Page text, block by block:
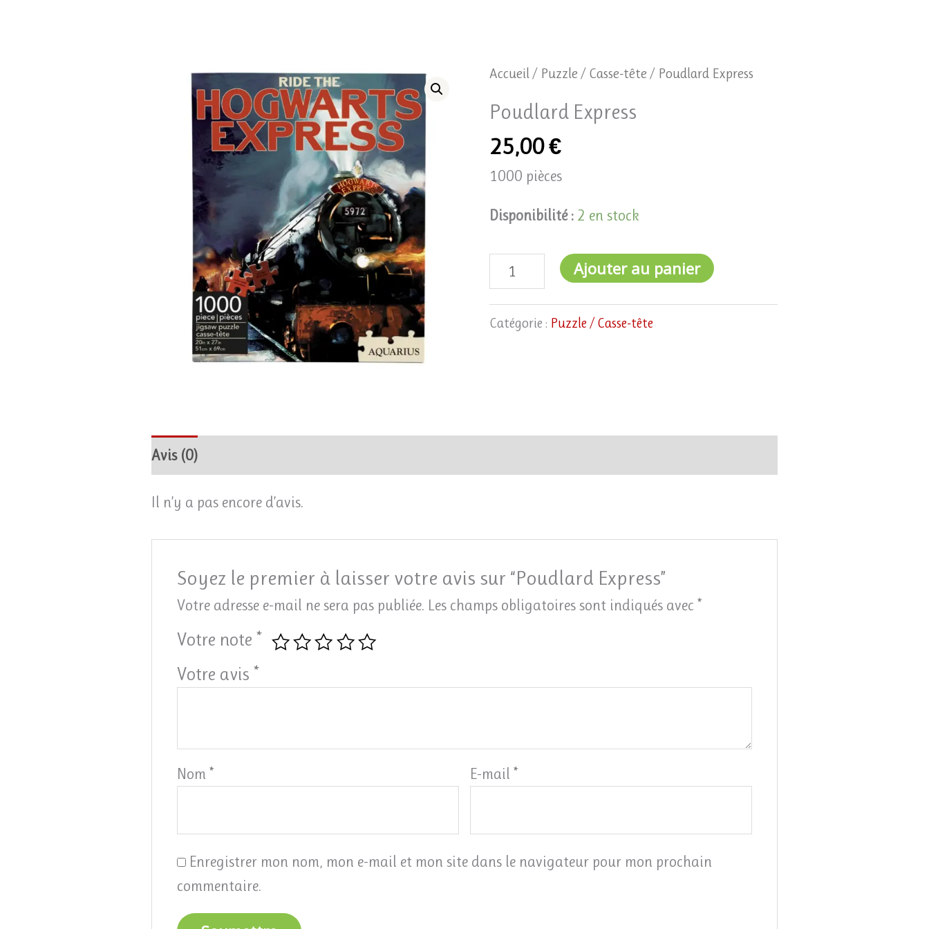
Accueil/ Puzzle / Casse-tête / Poudlard Express
Poudlard Express
25,00€
1000 pièces
Disponibilité : 2 en stock
quantité
Poudlard
Express
Ajouter au panier
Catégorie : Puzzle / Casse-tête
Avis (0)
Il n’y a pas encore d’avis.
Soyez le premier à laisser votre avis sur “Poudlard Express”
Votre adresse e-mail ne sera pas publiée. Les champs obligatoires sont indiqués avec*
Votre note*
Votre avis*
Nom* E-mail*
Enregistrer mon nom, mon e-mail et mon site dans le navigateur pour mon prochain
commentaire.